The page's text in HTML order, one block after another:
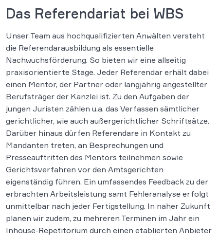
Das Referendariat bei WBS
Unser Team aus hochqualifizierten Anwälten versteht
die Referendarausbildung als essentielle
Nachwuchsförderung. So bieten wir eine allseitig
praxisorientierte Stage. Jeder Referendar erhält dabei
einen Mentor, der Partner oder langjährig angestellter
Berufsträger der Kanzlei ist. Zu den Aufgaben der
jungen Juristen zählen u.a. das Verfassen sämtlicher
gerichtlicher, wie auch außergerichtlicher Schriftsätze.
Darüber hinaus dürfen Referendare in Kontakt zu
Mandanten treten, an Besprechungen und
Presseauftritten des Mentors teilnehmen sowie
Gerichtsverfahren vor den Amtsgerichten
eigenständig führen. Ein umfassendes Feedback zu der
erbrachten Arbeitsleistung samt Fehleranalyse erfolgt
unmittelbar nach jeder Fertigstellung. In naher Zukunft
planen wir zudem, zu mehreren Terminen im Jahr ein
Inhouse-Repetitorium durch einen etablierten Anbieter